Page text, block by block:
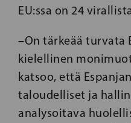
EU:ssa on 24
–On tärkeää turvata
kielellinen
katsoo, että
taloudelliset ja
analysoitava